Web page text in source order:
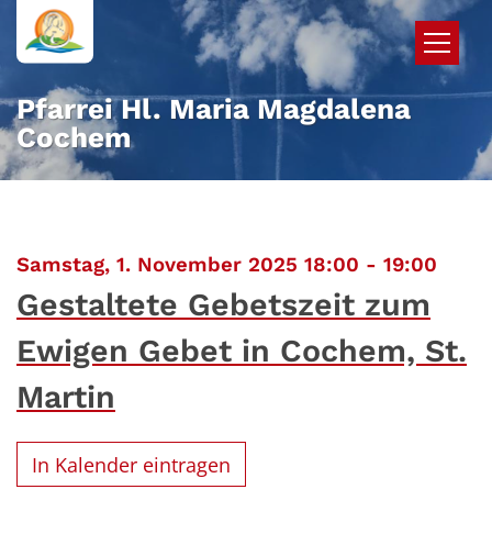
Zum Inhalt springen
Pfarrei Hl. Maria Magdalena
Cochem
Samstag, 1. November 2025 18:00 - 19:00
Gestaltete Gebetszeit zum
Ewigen Gebet in Cochem, St.
Martin
In Kalender eintragen